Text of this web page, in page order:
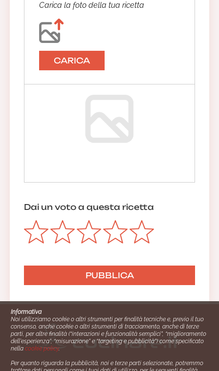
Carica la foto della tua ricetta
CARICA
Dai un voto a questa ricetta
Informativa
Noi utilizziamo cookie o altri strumenti per finalità tecniche e, previo il tuo
consenso, anche cookie o altri strumenti di tracciamento, anche di terze
parti, per altre finalità (“interazioni e funzionalità semplici”, “miglioramento
dell'esperienza”, “misurazione” e “targeting e pubblicità”) come specificato
nellacookie policy.
Per quanto riguarda la pubblicità, noi e terze parti selezionate, potremmo